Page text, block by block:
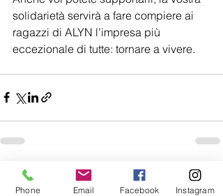
solidarietà servirà a fare compiere ai
ragazzi di ALYN l’impresa più
eccezionale di tutte: tornare a vivere.
Post recenti Mostra tutti
Phone Email Facebook Instagram